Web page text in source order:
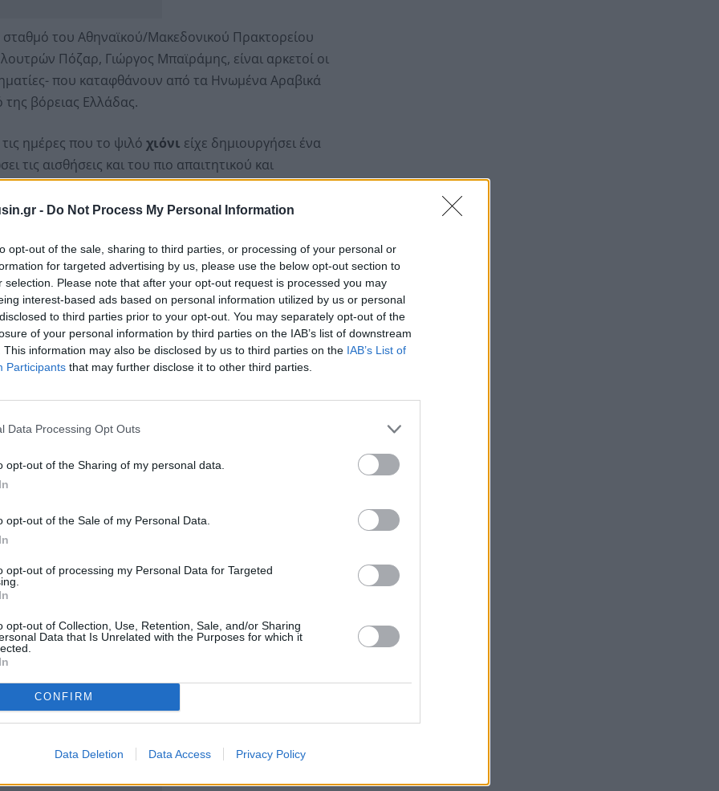
- Do Not Process My Personal Information
opt-out of the sale, sharing to third parties, or processing of your personal or
for targeted advertising by us, please use the below opt-out section to
selection. Please note that after your opt-out request is processed you may
interest-based ads based on personal information utilized by us or personal
to third parties prior to your opt-out. You may separately opt-out of the
of your personal information by third parties on the IAB’s list of downstream
This information may also be disclosed by us to third parties on the IAB’s List of
Participants that may further disclose it to other third parties.
Data Processing Opt Outs
opt-out of the Sharing of my personal data.
opt-out of the Sale of my Personal Data.
opt-out of processing my Personal Data for Targeted
opt-out of Collection, Use, Retention, Sale, and/or Sharing
Data that Is Unrelated with the Purposes for which it
CONFIRM
Data Deletion Data Access Privacy Policy
του Αθηναϊκού/Μακεδονικού Πρακτορείου
Πόζαρ, Γιώργος Μπαϊράμης, είναι αρκετοί οι
που καταφθάνουν από τα Ηνωμένα Αραβικά
βόρειας Ελλάδας.
ημέρες που το ψιλό χιόνι είχε δημιουργήσει ένα
τις αισθήσεις και του πιο απαιτητικού και
έρχεται στο Πόζαρ. Πολλοί Έλληνες έχουν όνειρο
Εμιράτα κι εδώ συμβαίνει το αντίστροφο, αφού
μας. Πρόσφατα ήταν εδώ ένα γκρουπ δεκαοκτώ
από την Αραβική χερσόνησο», σημειώνει ο κ.
και άλλα ταξίδια για το επόμενο
ενός ζευγαριού -ιδιοκτήτες γνωστού
επέλεξαν έναν παραδοσιακό ξενώνα για τη
αγχώθηκαν όταν είδαν τις φωτογραφίες
είπαν πως δεν υπάρχουν στον ξενώνα τους οι
αυτό όχι μόνο δεν τους ενόχλησε, αλλά το
απλά, να κουβαλήσουν μόνοι τους τα ξύλα για να
πρωινό με χειροποίητες μαρμελάδες.